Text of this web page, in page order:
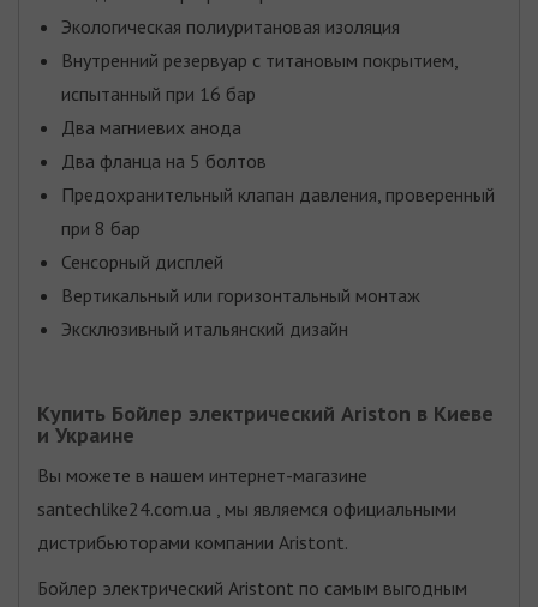
Экологическая полиуритановая изоляция
Внутренний резервуар с титановым покрытием,
испытанный при 16 бар
Два магниевих анода
Два фланца на 5 болтов
Предохранительный клапан давления, проверенный
при 8 бар
Сенсорный дисплей
Вертикальный или горизонтальный монтаж
Эксклюзивный итальянский дизайн
Купить Бойлер электрический Ariston в Киеве
и Украине
Вы можете в нашем интернет-магазине
santechlike24.com.ua , мы являемся официальными
дистрибьюторами компании Aristont.
Бойлер электрический Aristont по самым выгодным